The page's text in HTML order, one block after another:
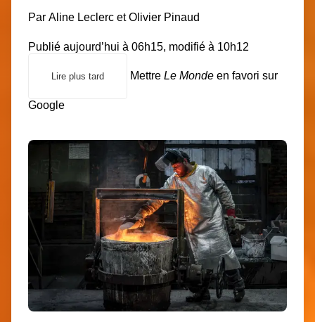
Par Aline Leclerc etOlivier Pinaud
Publié aujourd’hui à 06h15, modifié à 10h12
Lire plus tard Mettre Le Monde en favori sur
Google